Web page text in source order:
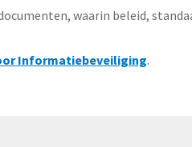
waarin beleid,
Informatiebeveiliging.